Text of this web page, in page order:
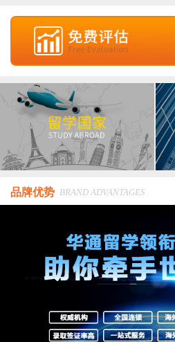
品牌优势 BRAND ADVANTAGES